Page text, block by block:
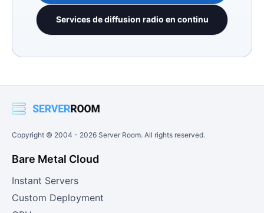
Services de diffusion radio en continu
Copyright © 2004 - 2026 Server Room. All rights reserved.
Bare Metal Cloud
Instant Servers
Custom Deployment